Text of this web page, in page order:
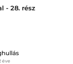
- 28. rész
éve